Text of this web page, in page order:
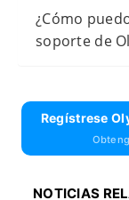
¿Cómo
soporte de
Regístrese
NOTICIAS